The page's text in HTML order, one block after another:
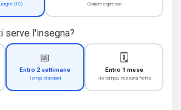
(TO) Corriere espresso
serve l'insegna?
📅
Entro 2 settimane
Tempi standard
🗓️
Entro 1 mese
Ho tempo, nessuna fretta